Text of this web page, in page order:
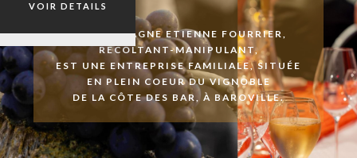
LE CHAMPAGNE ETIENNE FOURRIER,
RÉCOLTANT-MANIPULANT,
EST UNE ENTREPRISE FAMILIALE,SITUÉE
EN PLEIN COEUR DU VIGNOBLE
DE LA CÔTE DES BAR, À BAROVILLE.
VOIR DETAILS